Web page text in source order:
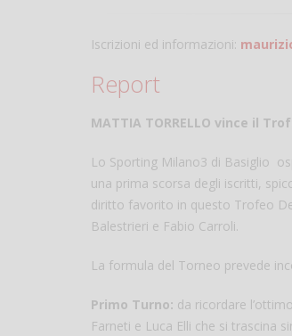
Iscrizioni ed informazioni:
Report
MATTIA TORRELLO vince il
Lo Sporting Milano3 di Basiglio
una prima scorsa degli iscritti,
diritto favorito in questo Trofeo
Balestrieri e Fabio Carroli.
La formula del Torneo prevede
Primo Turno: da ricordare
Farneti e Luca Elli che si trascina